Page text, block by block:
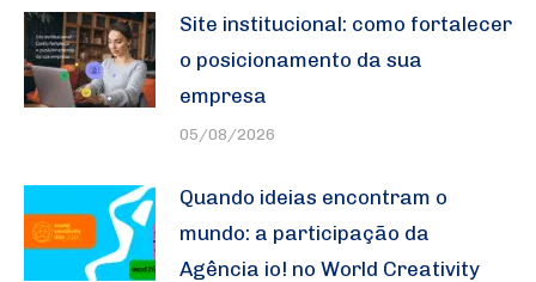
Site institucional: como fortalecer
o posicionamento da sua
empresa
05/08/2026
Quando ideias encontram o
mundo: a participação da
Agência io! no World Creativity